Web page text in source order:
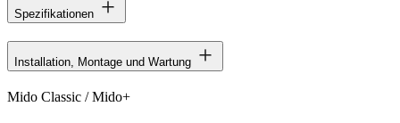
Spezifikationen
Installation, Montage und Wartung
Mido Classic / Mido+